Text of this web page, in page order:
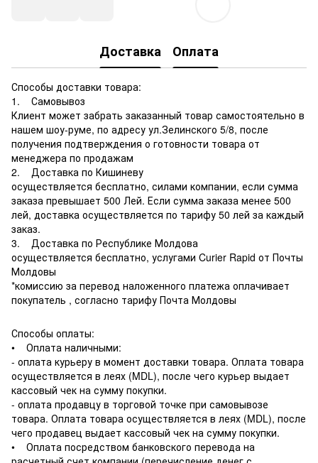
Доставка Оплата
Способы доставки товара:
1. Самовывоз
Клиент может забрать заказанный товар самостоятельно в
нашем шоу-руме, по адресу ул.Зелинского 5/8, после
получения подтверждения о готовности товара от
менеджера по продажам
2. Доставка по Кишиневу
осуществляется бесплатно, силами компании, если сумма
заказа превышает 500 Лей. Если сумма заказа менее 500
лей, доставка осуществляется по тарифу 50 лей за каждый
заказ.
3. Доставка по Республике Молдова
осуществляется бесплатно, услугами Curier Rapid от Почты
Молдовы
*комиссию за перевод наложенного платежа оплачивает
покупатель , согласно тарифу Почта Молдовы
Способы оплаты:
• Оплата наличными:
- оплата курьеру в момент доставки товара. Оплата товара
осуществляется в леях (MDL), после чего курьер выдает
кассовый чек на сумму покупки.
- оплата продавцу в торговой точке при самовывозе
товара. Оплата товара осуществляется в леях (MDL), после
чего продавец выдает кассовый чек на сумму покупки.
• Оплата посредством банковского перевода на